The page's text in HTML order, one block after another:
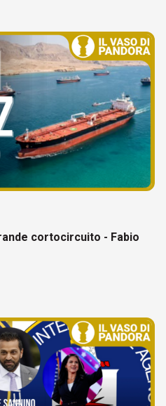
cortocircuito - Fabio